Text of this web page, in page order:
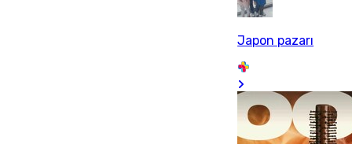
Japon pazarı